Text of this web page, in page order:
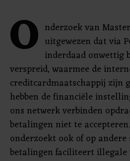
O nderzoek van
uitgewezen dat via
inderdaad onwettig
verspreid, waarmee de
creditcardmaatschappij zijn
hebben de financiële
ons netwerk verbinden
betalingen niet te
onderzoekt ook of op
betalingen faciliteert illegale